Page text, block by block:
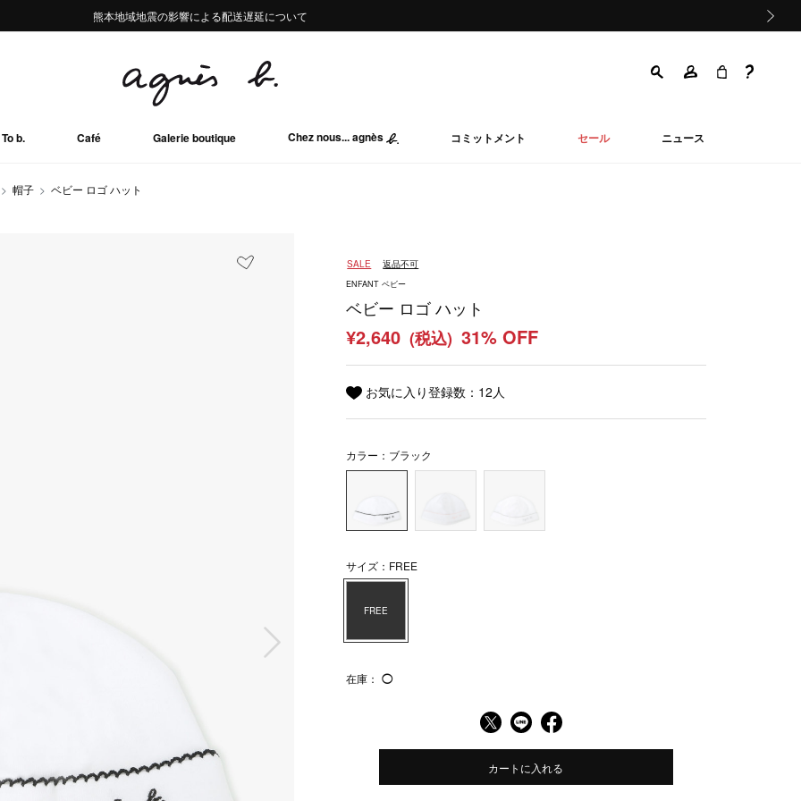
熊本地域地震の影響による配送遅延について
Summer Sale 2buy10%OFF!!
熊本地域地震の影響による配送遅延について
Summer Sale 2buy10%OFF!!
To b. Café Galerie boutique Chez nous... agnès コミットメント セール ニュース
帽子 ベビー ロゴ ハット
SALE 返品不可
ENFANT ベビー
ベビー ロゴ ハット
¥2,640 (税込) 31% OFF
お気に入り登録数： 12人
カラー：ブラック
サイズ：FREE
FREE
在庫： ◯
カートに入れる